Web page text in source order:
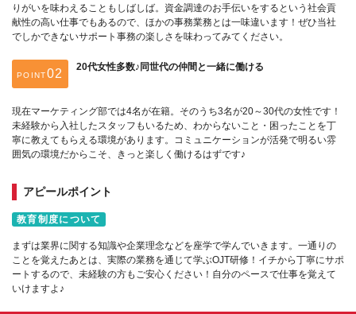
りがいを味わえることもしばしば。資金調達のお手伝いをするという社会貢
献性の高い仕事でもあるので、ほかの事務業務とは一味違います！ぜひ当社
でしかできないサポート事務の楽しさを味わってみてください。
POINT
20代女性多数♪同世代の仲間と一緒に働ける
現在マーケティング部では4名が在籍。そのうち3名が20～30代の女性です！
未経験から入社したスタッフもいるため、わからないこと・困ったことを丁
寧に教えてもらえる環境があります。コミュニケーションが活発で明るい雰
囲気の環境だからこそ、きっと楽しく働けるはずです♪
アピールポイント
教育制度について
まずは業界に関する知識や企業理念などを座学で学んでいきます。一通りの
ことを覚えたあとは、実際の業務を通じて学ぶOJT研修！イチから丁寧にサポ
ートするので、未経験の方もご安心ください！自分のペースで仕事を覚えて
いけますよ♪